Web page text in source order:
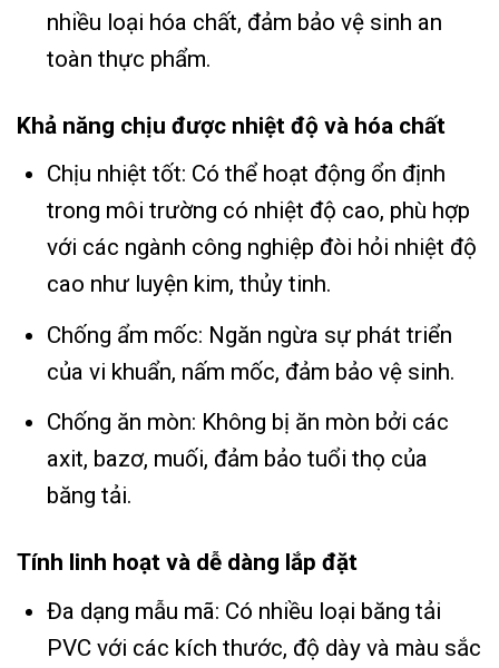
nhiều loại hóa chất, đảm bảo vệ sinh an
toàn thực phẩm.
Khả năng chịu được nhiệt độ và hóa chất
Chịu nhiệt tốt: Có thể hoạt động ổn định
trong môi trường có nhiệt độ cao, phù hợp
với các ngành công nghiệp đòi hỏi nhiệt độ
cao như luyện kim, thủy tinh.
Chống ẩm mốc: Ngăn ngừa sự phát triển
của vi khuẩn, nấm mốc, đảm bảo vệ sinh.
Chống ăn mòn: Không bị ăn mòn bởi các
axit, bazơ, muối, đảm bảo tuổi thọ của
băng tải.
Tính linh hoạt và dễ dàng lắp đặt
Đa dạng mẫu mã: Có nhiều loại băng tải
PVC với các kích thước, độ dày và màu sắc